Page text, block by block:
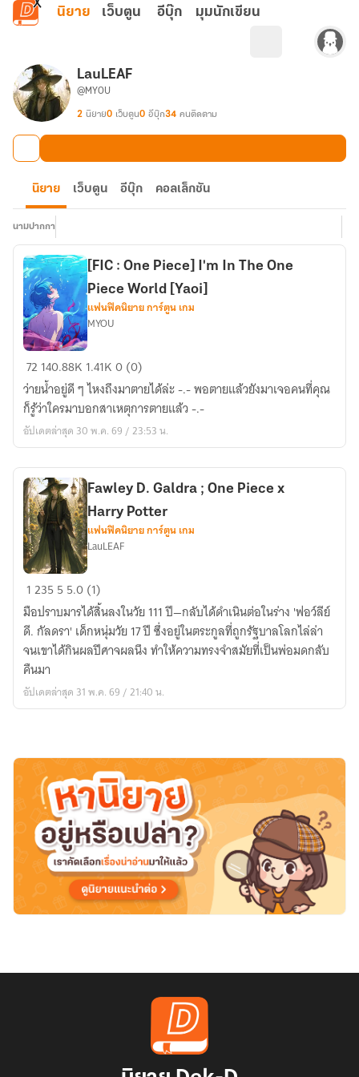
ข้ามไปยังเนื้อหาหลัก
นิยาย เว็บตูน อีบุ๊ก มุมนักเขียน
LauLEAF
@MYOU
2 นิยาย0 เว็บตูน0 อีบุ๊ก34 คนติดตาม
นิยาย เว็บตูน อีบุ๊ก คอลเล็กชัน
นามปากกา
[FIC
One
Piece]
I'm
The
One
Piece
World
[Yaoi]
[FIC : One Piece] I'm In The One
Piece World [Yaoi]
แฟนฟิคนิยาย การ์ตูน เกม
MYOU
72 140.88K 1.41K0 (0)
ว่ายน้ำอยู่ดี ๆ ไหงถึงมาตายได้ล่ะ -.- พอตายแล้วยังมาเจอคนที่คุณ
ก็รู้ว่าใครมาบอกสาเหตุการตายแล้ว -.-
อัปเดตล่าสุด 30 พ.ค. 69 / 23:53 น.
Fawley
D.
Galdra
;
One
Piece
x
Fawley D. Galdra ; One Piece x
Harry Potter
แฟนฟิคนิยาย การ์ตูน เกม
LauLEAF
1235 5 5.0 (1)
มือปราบมารได้สิ้นลงในวัย 111 ปี—กลับได้ดำเนินต่อในร่าง 'ฟอว์ลีย์
ดี. กัลดรา' เด็กหนุ่มวัย 17 ปี ซึ่งอยู่ในตระกูลที่ถูกรัฐบาลโลกไล่ล่า
จนเขาได้กินผลปีศาจผลนึง ทำให้ความทรงจำสมัยที่เป็นพ่อมดกลับ
คืนมา
อัปเดตล่าสุด 31 พ.ค. 69 / 21:40 น.